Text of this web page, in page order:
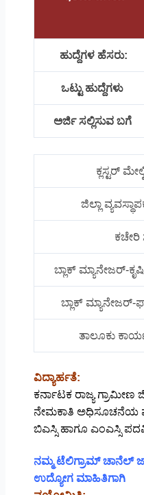
ಹುದ್ದೆಗಳ ಹೆಸರು:
ಒಟ್ಟು ಹುದ್ದೆಗಳು
ಅರ್ಜಿ ಸಲ್ಲಿಸುವ ಬಗೆ
ಕ್ಲಸ್ಟರ್
ಜಿಲ್ಲಾ
ಬ್ಲಾಕ್ ಮ್ಯಾನೇಜರ್-
ಬ್ಲಾಕ್
ತಾಲೂಕು
ವಿದ್ಯಾರ್ಹತೆ:
ಕರ್ನಾಟಕ ರಾಜ್ಯ
ನೇಮಕಾತಿ ಅಧಿಸೂಚನೆಯ
ಬಿಎಸ್ಸಿ ಹಾಗೂ ಎಂಎಸ್ಸಿ
ನಮ್ಮ ಟೆಲಿಗ್ರಾಮ್ ಚಾನೆಲ್
ಉದ್ಯೋಗ ಮಾಹಿತಿಗಾಗಿ